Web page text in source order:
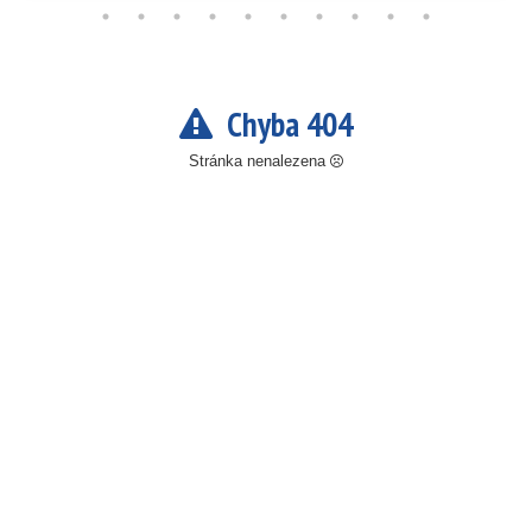
Chyba 404
Stránka nenalezena